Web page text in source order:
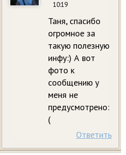
10:19
Таня, спасибо
огромное за
такую полезную
инфу:) А вот
фото к
сообщению у
меня не
предусмотрено:
(
Ответить